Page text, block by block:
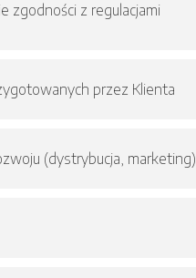
zgodności z regulacjami
przez Klienta
(dystrybucja, marketing)